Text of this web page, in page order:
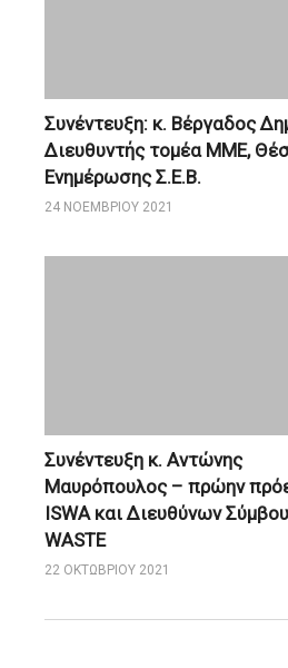
Συνέντευξη: κ. Βέργαδος
Διευθυντής τομέα ΜΜΕ,
Ενημέρωσης Σ.Ε.Β.
24 ΝΟΕΜΒΡΊΟΥ 2021
Συνέντευξη κ. Αντώνης
Μαυρόπουλος – πρώην
ISWA και Διευθύνων
WASTE
22 ΟΚΤΩΒΡΊΟΥ 2021